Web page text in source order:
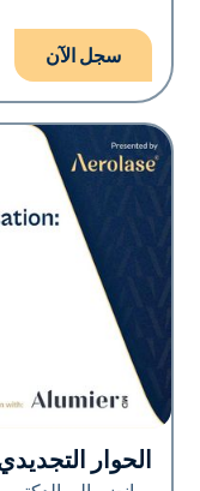
سجل الآن
Neo Elite
الحوار